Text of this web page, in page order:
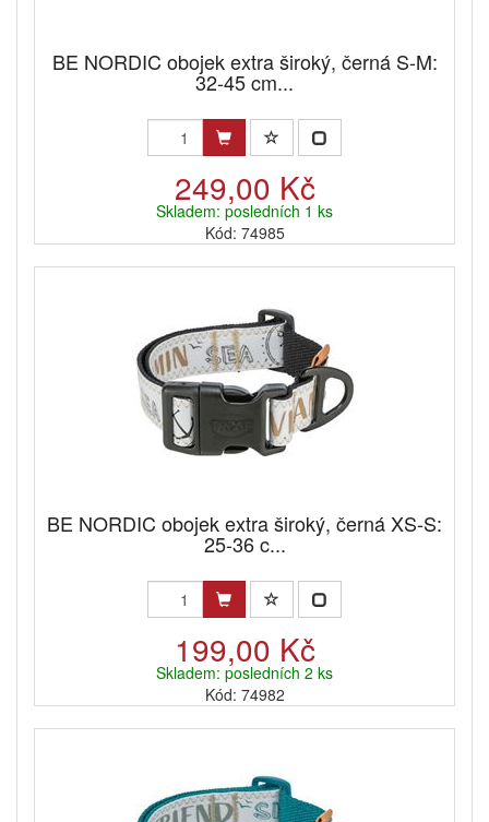
BE NORDIC obojek extra široký, černá S-M:
32-45 cm...
249,00 Kč
Skladem: posledních 1 ks
Kód: 74985
BE NORDIC obojek extra široký, černá XS-S:
25-36 c...
199,00 Kč
Skladem: posledních 2 ks
Kód: 74982